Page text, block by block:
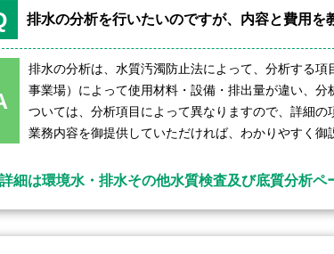
排水の分析を行いたいのですが、内容と費用を
排水の分析は、水質汚濁防止法によって、分析する
事業場）によって使用材料・設備・排出量が違い、
ついては、分析項目によって異なりますので、詳細の
業務内容を御提供していただければ、わかりやすく御
詳細は環境水・排水その他水質検査及び底質分析ペ